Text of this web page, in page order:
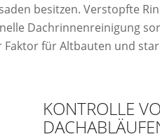
besitzen. Verstopfte
Dachrinnenreinigung
Faktor für Altbauten und
KONTROLLE